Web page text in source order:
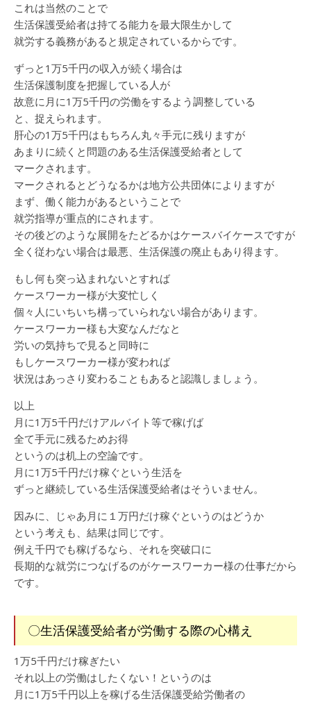
これは当然のことで
生活保護受給者は持てる能力を最大限生かして
就労する義務があると規定されているからです。
ずっと1万5千円の収入が続く場合は
生活保護制度を把握している人が
故意に月に1万5千円の労働をするよう調整している
と、捉えられます。
肝心の1万5千円はもちろん丸々手元に残りますが
あまりに続くと問題のある生活保護受給者として
マークされます。
マークされるとどうなるかは地方公共団体によりますが
まず、働く能力があるということで
就労指導が重点的にされます。
その後どのような展開をたどるかはケースバイケースですが
全く従わない場合は最悪、生活保護の廃止もあり得ます。
もし何も突っ込まれないとすれば
ケースワーカー様が大変忙しく
個々人にいちいち構っていられない場合があります。
ケースワーカー様も大変なんだなと
労いの気持ちで見ると同時に
もしケースワーカー様が変われば
状況はあっさり変わることもあると認識しましょう。
以上
月に1万5千円だけアルバイト等で稼げば
全て手元に残るためお得
というのは机上の空論です。
月に1万5千円だけ稼ぐという生活を
ずっと継続している生活保護受給者はそういません。
因みに、じゃあ月に１万円だけ稼ぐというのはどうか
という考えも、結果は同じです。
例え千円でも稼げるなら、それを突破口に
長期的な就労につなげるのがケースワーカー様の仕事だから
です。
〇生活保護受給者が労働する際の心構え
1万5千円だけ稼ぎたい
それ以上の労働はしたくない！というのは
月に1万5千円以上を稼げる生活保護受給労働者の